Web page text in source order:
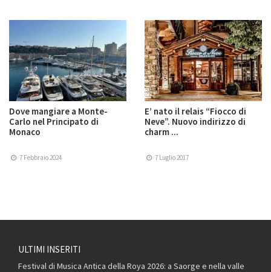
Dove mangiare a Monte-
Carlo nel Principato di
Monaco
7 Febbraio 2024
E’ nato il relais “Fiocco di
Neve”. Nuovo indirizzo di
charm ...
7 Luglio 2017
ULTIMI INSERITI
Festival di Musica Antica della Roya 2026: a Saorge e nella valle